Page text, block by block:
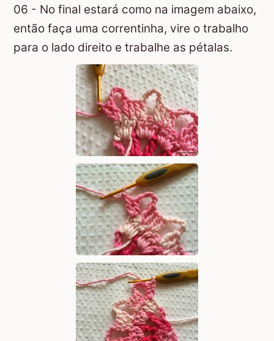
06 - No final estará como na imagem abaixo,
então faça uma correntinha, vire o trabalho
para o lado direito e trabalhe as pétalas.